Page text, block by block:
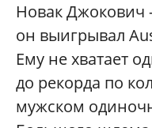
Новак Джокович
он выигрывал
Ему не хватает
до рекорда по
мужском